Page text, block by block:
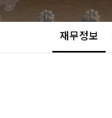
재무정보